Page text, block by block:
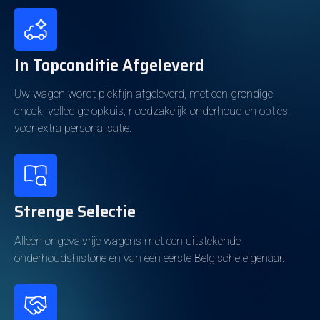
Energieverbruik
Elektrisch bereik
40km
Emissieklasse
Batterij-eigendom
CO2-emissie
Kleur en Bekleding
Kleur interieur
In Topconditie Afgeleverd
Uw wagen wordt piekfijn afgeleverd, met een grondige
check, volledige opkuis, noodzakelijk onderhoud en opties
voor extra personalisatie.
Strenge Selectie
Alleen ongevalvrije wagens met een uitstekende
onderhoudshistorie en van een eerste Belgische eigenaar.